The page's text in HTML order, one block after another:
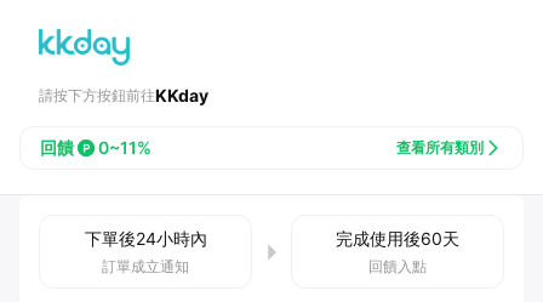
請按下方按鈕前往KKday
回饋 0~11% 查看所有類別
下單後24小時內
訂單成立通知
完成使用後60天
回饋入點